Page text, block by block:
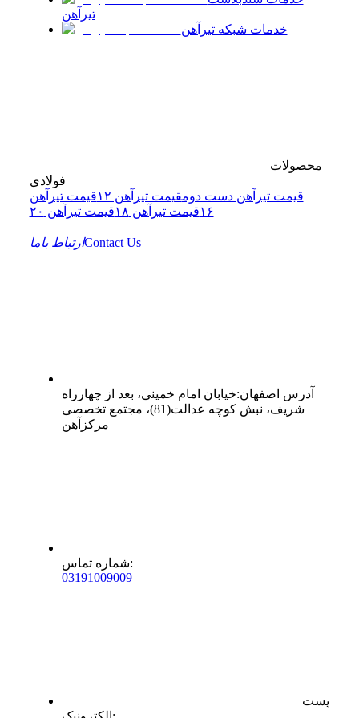
تیرآهن
خدمات شبکه تیرآهن
محصولات
فولادی
قیمت تیرآهن دست دومقیمت تیرآهن ۱۲
قیمت تیرآهن
۱۶قیمت تیرآهن ۱۸ قیمت تیرآهن ۲۰
ارتباط باماContact Us
آدرس اصفهان:خیابان امام خمینی، بعد از چهارراه
شریف، نبش کوچه عدالت(81)، مجتمع تخصصی
مرکزآهن
شماره تماس:
03191009009
پست